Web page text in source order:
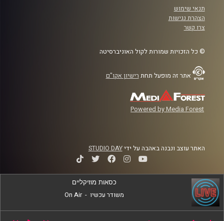
תנאי שימוש
הצהרת נגישות
צרו קשר
© כל הזכויות שמורות לקול האוניברסיטה
אתר זה מופעל תחת רישיון אקו"ם
Powered by Media Forest
האתר עוצב ונבנה באהבה על ידיSTUDIO DAY
כסאות מוזיקליים
משודר עכשיו -
On Air